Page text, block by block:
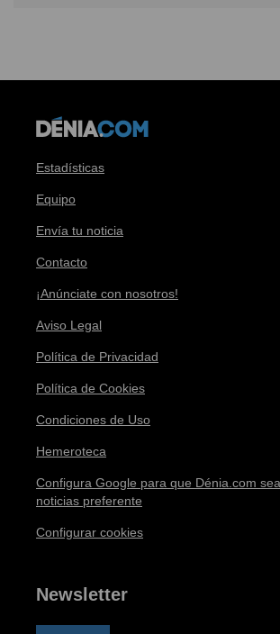
Estadísticas
Equipo
Envía tu noticia
Contacto
¡Anúnciate con nosotros!
Aviso Legal
Política de Privacidad
Política de Cookies
Condiciones de Uso
Hemeroteca
Configura Google para que Dénia.com
noticias preferente
Configurar cookies
Newsletter